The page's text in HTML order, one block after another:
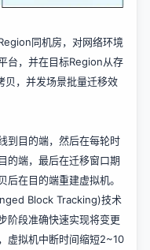
同机房，对网络环境
台，并在目标Region从存
贝，并发场景批量迁移效
到目的端，然后在每轮时
的端，最后在迁移窗口期
在目的端重建虚拟机。
Block Tracking)技术
阶段准确快速实现将变更
虚拟机中断时间缩短2~10